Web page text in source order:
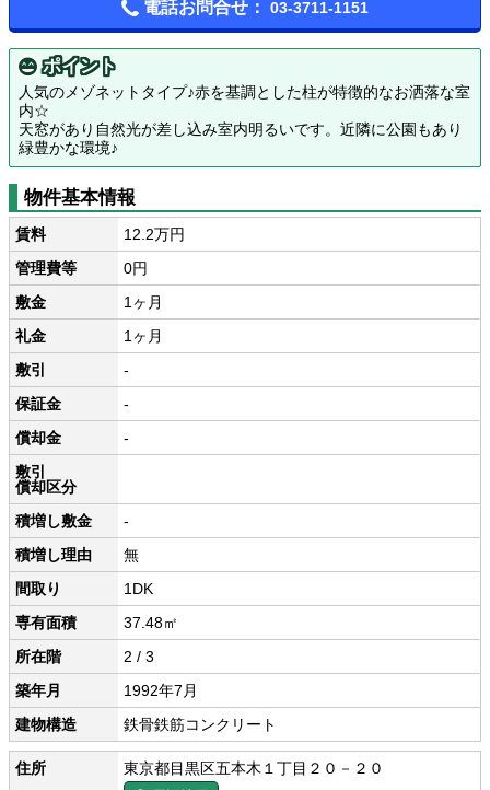
電話お問合せ： 03-3711-1151
ポイント
人気のメゾネットタイプ♪赤を基調とした柱が特徴的なお洒落な室
内☆
天窓があり自然光が差し込み室内明るいです。近隣に公園もあり
緑豊かな環境♪
物件基本情報
賃料
12.2万円
管理費等
0円
敷金
1ヶ月
礼金
1ヶ月
敷引
-
保証金
-
償却金
-
敷引
償却区分
積増し敷金
-
積増し理由
無
間取り
1DK
専有面積
37.48㎡
所在階
2 / 3
築年月
1992年7月
建物構造
鉄骨鉄筋コンクリート
住所 東京都目黒区五本木１丁目２０－２０